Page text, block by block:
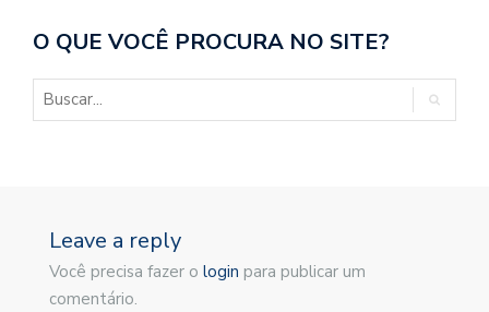
O QUE VOCÊ PROCURA NO SITE?
Leave a reply
Você precisa fazer o login para publicar um
comentário.